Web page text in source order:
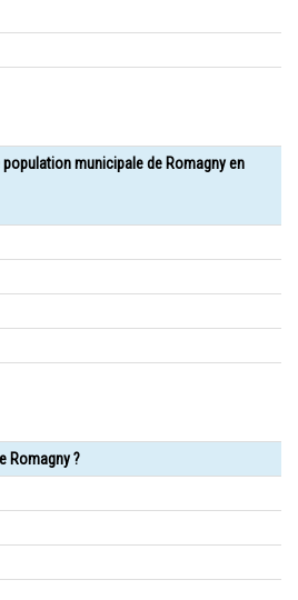
municipale de Romagny en
Romagny ?